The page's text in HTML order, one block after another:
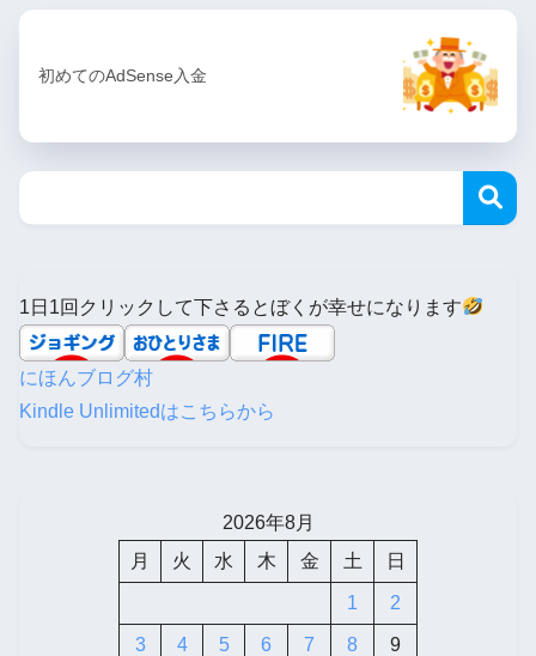
初めてのAdSense入金
1日1回クリックして下さるとぼくが幸せになります
にほんブログ村
Kindle Unlimitedはこちらから
2026年8月
月
火 水 木 金 土 日
1 2
3 4 5 6 7 8 9